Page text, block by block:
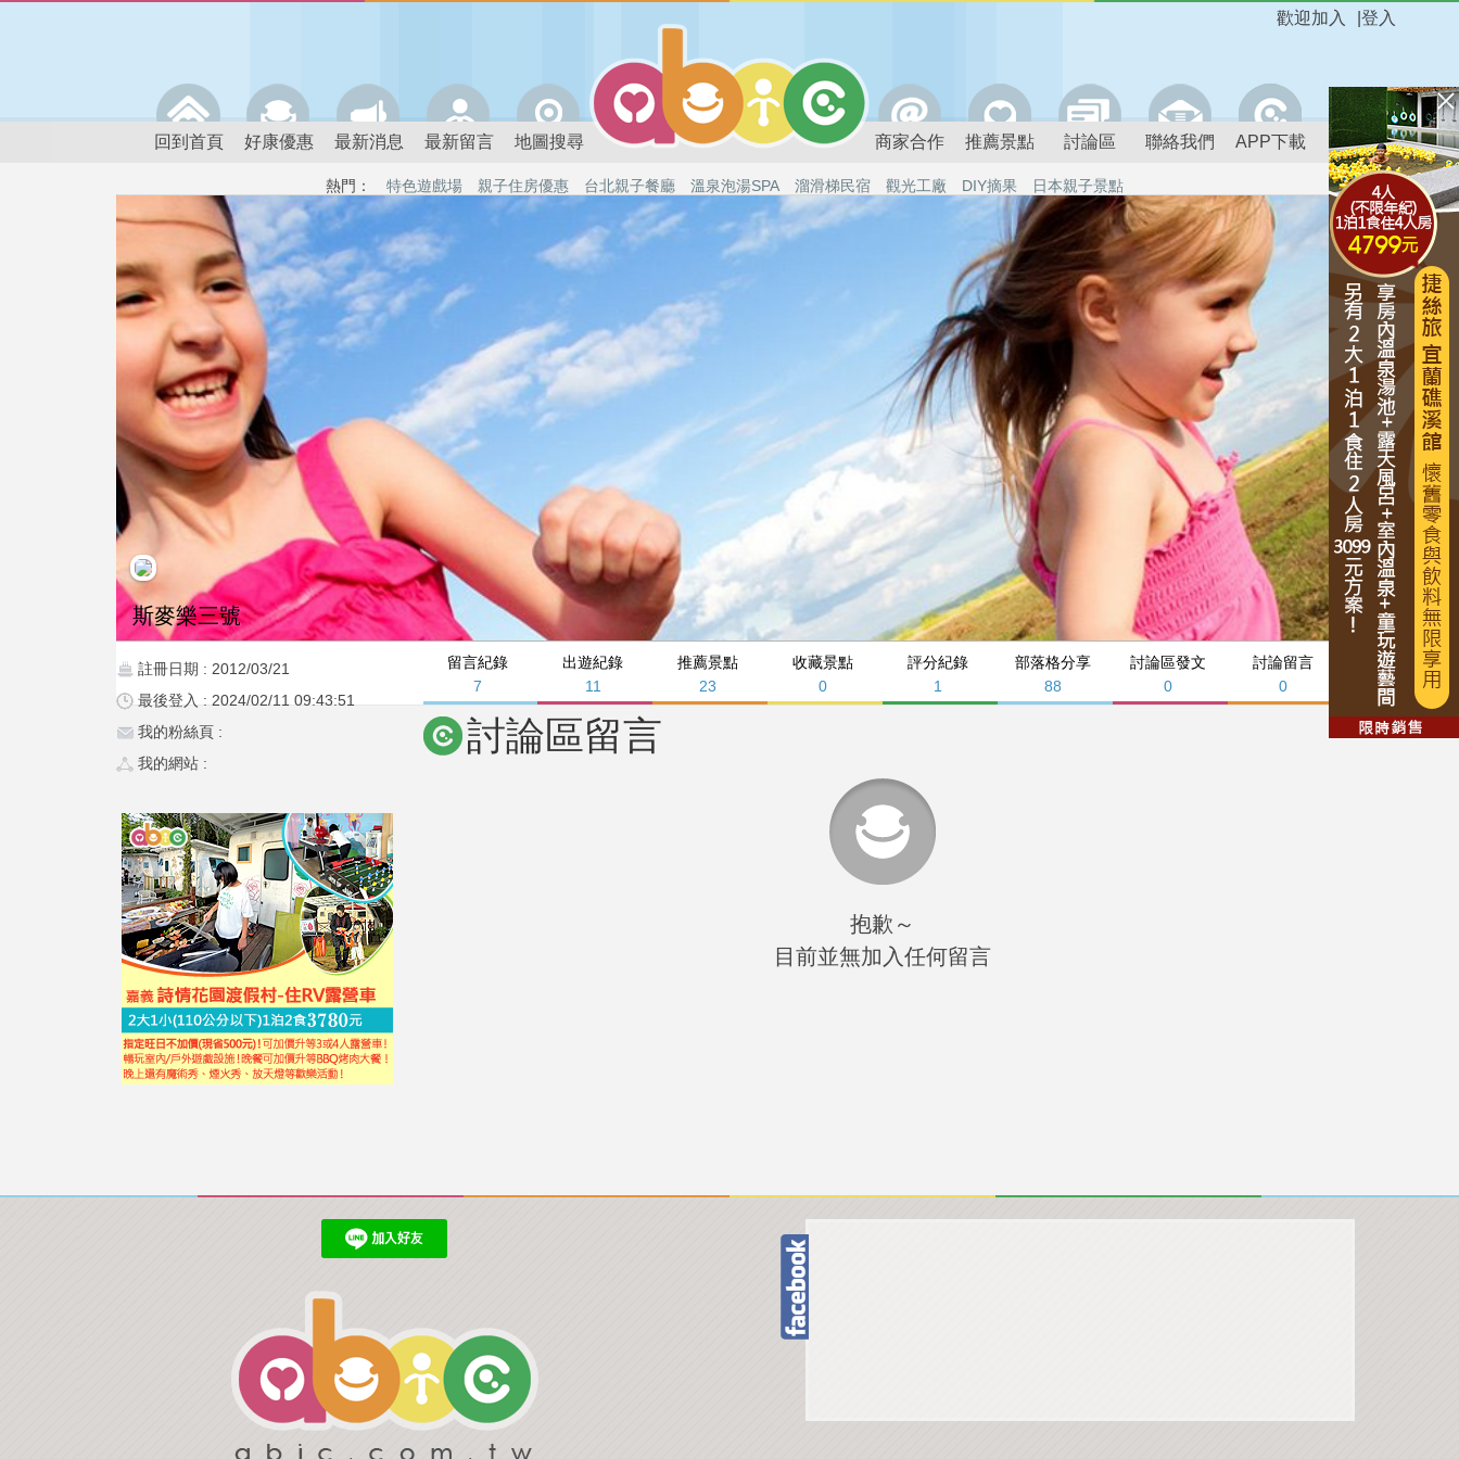
登入
歡迎加入
回到首頁 好康優惠 最新消息 最新留言 地圖搜尋 商家合作 推薦景點 討論區 聯絡我們 APP下載
熱門： 特色遊戲場 親子住房優惠 台北親子餐廳 溫泉泡湯SPA 溜滑梯民宿 觀光工廠 DIY摘果 日本親子景點
留言紀錄
7
出遊紀錄
11
推薦景點
23
收藏景點
0
評分紀錄
1
部落格分享
88
討論區發文
0
討論留言
0
斯麥樂三號
註冊日期 : 2012/03/21
最後登入 : 2024/02/11 09:43:51
我的粉絲頁 :
我的網站 :
討論區留言
抱歉～
目前並無加入任何留言